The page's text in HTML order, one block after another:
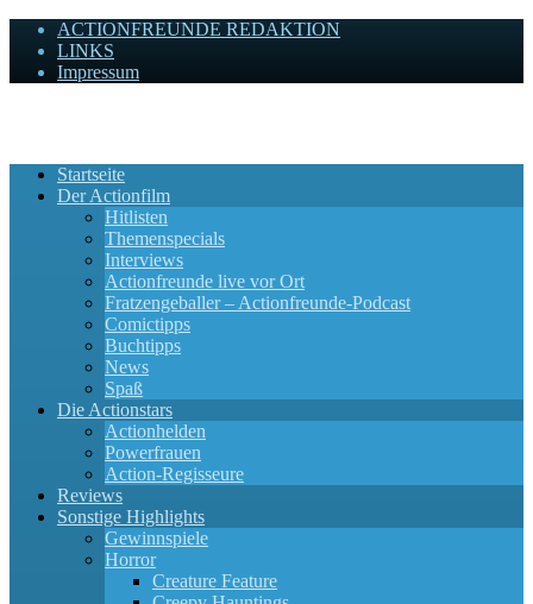
ACTIONFREUNDE REDAKTION
LINKS
Impressum
Startseite
Der Actionfilm
Hitlisten
Themenspecials
Interviews
Actionfreunde live vor Ort
Fratzengeballer – Actionfreunde-Podcast
Comictipps
Buchtipps
News
Spaß
Die Actionstars
Actionhelden
Powerfrauen
Action-Regisseure
Reviews
Sonstige Highlights
Gewinnspiele
Horror
Creature Feature